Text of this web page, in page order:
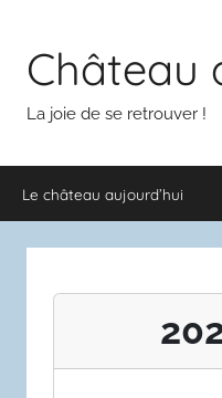
contenuChâteau
La joie de se retrouver !
Le château aujourd’hui